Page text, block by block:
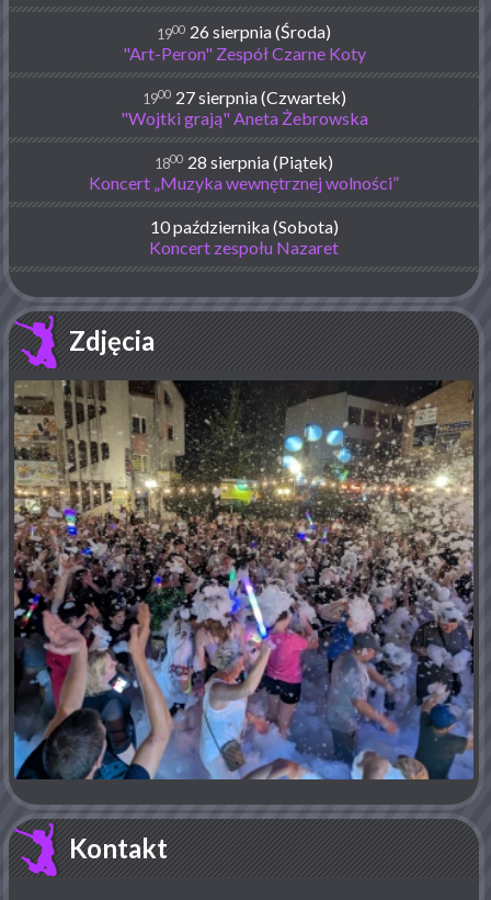
1900 26 sierpnia (Środa)
"Art-Peron" Zespół Czarne Koty
1900 27 sierpnia (Czwartek)
"Wojtki grają" Aneta Żebrowska
1800 28 sierpnia (Piątek)
Koncert „Muzyka wewnętrznej wolności”
10 października (Sobota)
Koncert zespołu Nazaret
Zdjęcia
Kontakt